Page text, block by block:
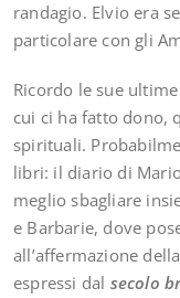
randagio. Elvio era
particolare con gli
Ricordo le sue
cui ci ha fatto dono,
spirituali.
libri: il diario di
meglio sbagliare
e Barbarie, dove
all’affermazione
espressi dal secolo